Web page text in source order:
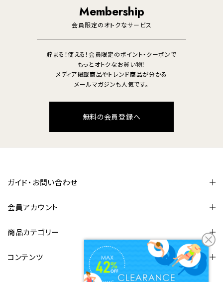
Membership
会員限定のオトクなサービス
貯まる！使える！会員限定のポイント・クーポンで
もっとオトクなお買い物！
メディア掲載商品やトレンド商品が分かる
メールマガジンも人気です。
無料の会員登録へ
ガイド・お問い合わせ
会員アカウント
商品カテゴリー
コンテンツ